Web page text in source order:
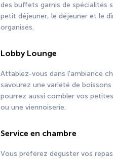
des buffets garnis de spécialités
petit déjeuner, le déjeuner et le
organisés.
Lobby Lounge
Attablez-vous dans l'ambiance
savourez une variété de
pourrez aussi combler vos
ou une viennoiserie.
Service en chambre
Vous préférez déguster vos